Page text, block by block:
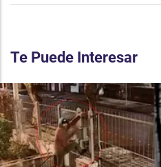
Te Puede Interesar